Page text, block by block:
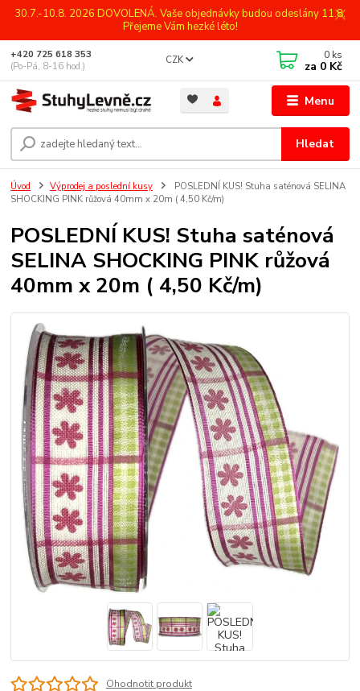
30.7.-10.8. 2026 DOVOLENÁ. Vaše objednávky budou odeslány 11.8.
Přejeme Vám hezké léto!
Menu
CZK
Hledat
+420 725 618 353
(Po-Pá, 8-16 hod.)
0 ks
za 0 Kč
Úvod Výprodej a poslední kusy
POSLEDNÍ KUS! Stuha saténová SELINA
SHOCKING PINK růžová 40mm x 20m ( 4,50 Kč/m)
POSLEDNÍ KUS! Stuha saténová
SELINA SHOCKING PINK růžová
40mm x 20m ( 4,50 Kč/m)
Ohodnotit produkt